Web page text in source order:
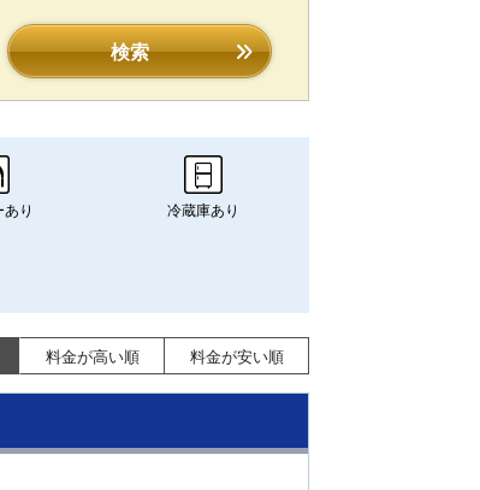
検索
り 冷蔵庫あり
料金が高い順 料金が安い順